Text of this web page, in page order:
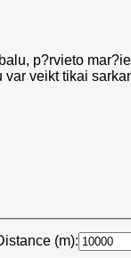
p?rvieto
veikt tikai
(m):